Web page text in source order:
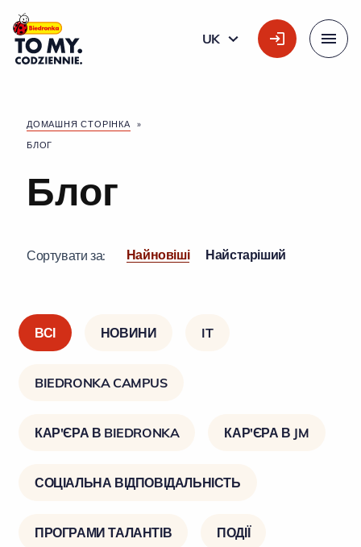
Головний логотип
UK
УКРАЇНСЬКА
ДОМАШНЯ СТОРІНКА »
БЛОГ
Блог
Сортувати за: Найновіші Найстаріший
ВСІ НОВИНИ IT
BIEDRONKA CAMPUS
КАР'ЄРА В BIEDRONKA КАР'ЄРА В JM
СОЦІАЛЬНА ВІДПОВІДАЛЬНІСТЬ
ПРОГРАМИ ТАЛАНТІВ ПОДІЇ